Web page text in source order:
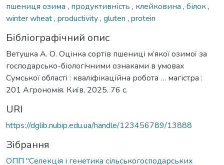
пшениця озима , продуктивність , клейковина , білок,
winter wheat, productivity, gluten , protein
Бібліографічний опис
Ветушка А. О. Оцінка сортів пшениці м’якої озимої за
господарсько-біологічними ознаками в умовах
Сумської області : кваліфікаційна робота … магістра :
201 Агрономія. Київ, 2025. 76 с.
URI
https://dglib.nubip.edu.ua/handle/123456789/13888
Зібрання
ОПП "Селекція і генетика сільськогосподарських